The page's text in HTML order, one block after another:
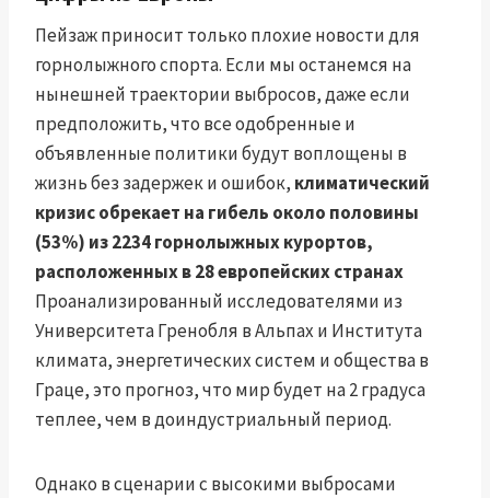
Пейзаж приносит только плохие новости для
горнолыжного спорта. Если мы останемся на
нынешней траектории выбросов, даже если
предположить, что все одобренные и
объявленные политики будут воплощены в
жизнь без задержек и ошибок, климатический
кризис обрекает на гибель около половины
(53%) из 2234 горнолыжных курортов,
расположенных в 28 европейских странах
Проанализированный исследователями из
Университета Гренобля в Альпах и Института
климата, энергетических систем и общества в
Граце, это прогноз, что мир будет на 2 градуса
теплее, чем в доиндустриальный период.
Однако в сценарии с высокими выбросами